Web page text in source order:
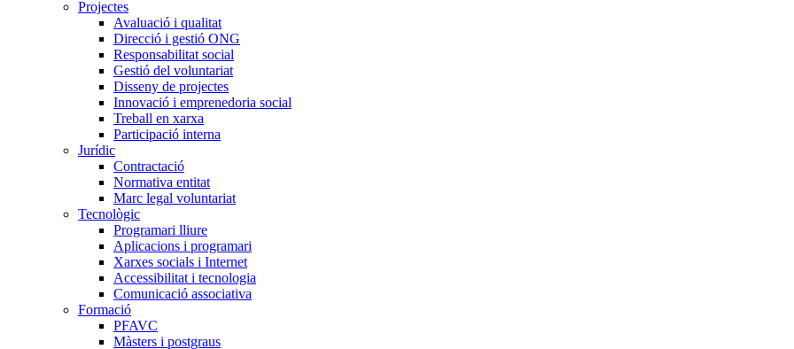
Projectes
Avaluació i qualitat
Direcció i gestió ONG
Responsabilitat social
Gestió del voluntariat
Disseny de projectes
Innovació i emprenedoria social
Treball en xarxa
Participació interna
Jurídic
Contractació
Normativa entitat
Marc legal voluntariat
Tecnològic
Programari lliure
Aplicacions i programari
Xarxes socials i Internet
Accessibilitat i tecnologia
Comunicació associativa
Formació
PFAVC
Màsters i postgraus